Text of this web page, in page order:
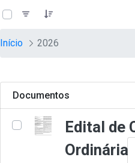
Pular para o Conteúdo principal
teste descricao
Início 2026
Documentos
Edital de
Ordinária